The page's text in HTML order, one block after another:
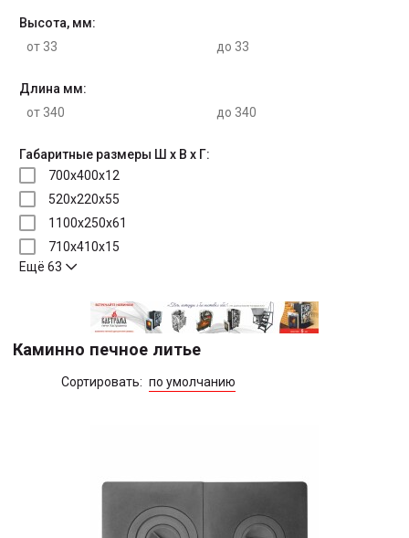
Высота, мм:
Длина мм:
Габаритные размеры Ш х В х Г:
700х400х12
520х220х55
1100х250х61
710х410х15
Ещё 63
Каминно печное литье
Сортировать: по умолчанию